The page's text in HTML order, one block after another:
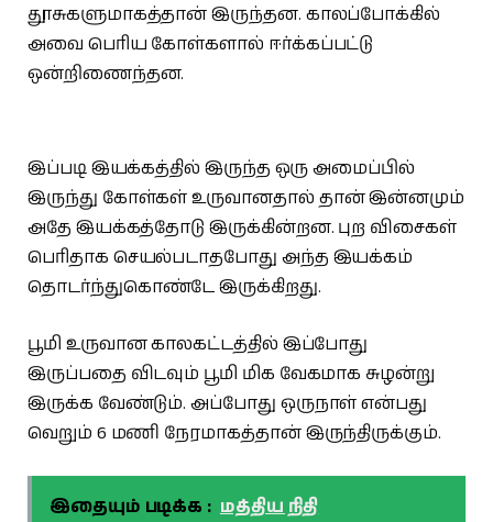
தூசுகளுமாகத்தான் இருந்தன. காலப்போக்கில்
அவை பெரிய கோள்களால் ஈர்க்கப்பட்டு
ஒன்றிணைந்தன.
இப்படி இயக்கத்தில் இருந்த ஒரு அமைப்பில்
இருந்து கோள்கள் உருவானதால் தான் இன்னமும்
அதே இயக்கத்தோடு இருக்கின்றன. புற விசைகள்
பெரிதாக செயல்படாதபோது அந்த இயக்கம்
தொடர்ந்துகொண்டே இருக்கிறது.
பூமி உருவான காலகட்டத்தில் இப்போது
இருப்பதை விடவும் பூமி மிக வேகமாக சுழன்று
இருக்க வேண்டும். அப்போது ஒருநாள் என்பது
வெறும் 6 மணி நேரமாகத்தான் இருந்திருக்கும்.
இதையும் படிக்க : மத்திய நிதி